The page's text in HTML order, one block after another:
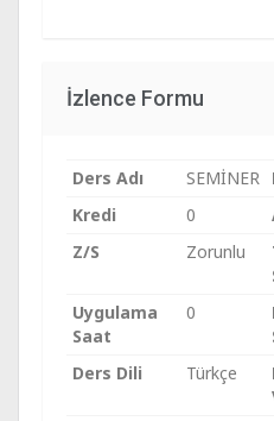
İzlence Formu
Ders Adı SEMİNER
Kredi
0
Z/S
Zorunlu
Uygulama
Saat
0
Ders Dili Türkçe